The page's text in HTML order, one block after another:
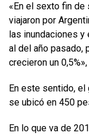
«En el sexto fin de
viajaron por
las inundaciones
al del año pasado,
crecieron un
En este sentido,
se ubicó en 450
En lo que va de